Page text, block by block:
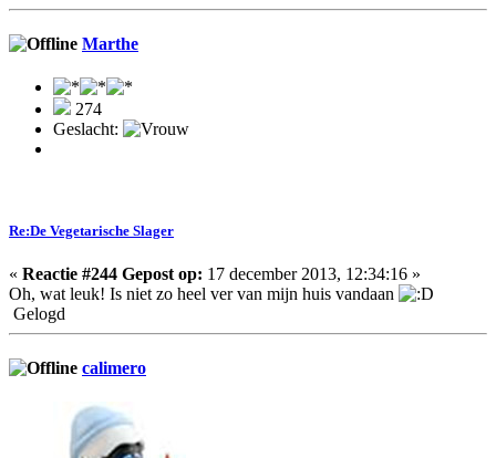
Marthe
274
Geslacht:
Re:De Vegetarische Slager
« Reactie #244 Gepost op: 17 december 2013, 12:34:16 »
Oh, wat leuk! Is niet zo heel ver van mijn huis vandaan
Gelogd
calimero